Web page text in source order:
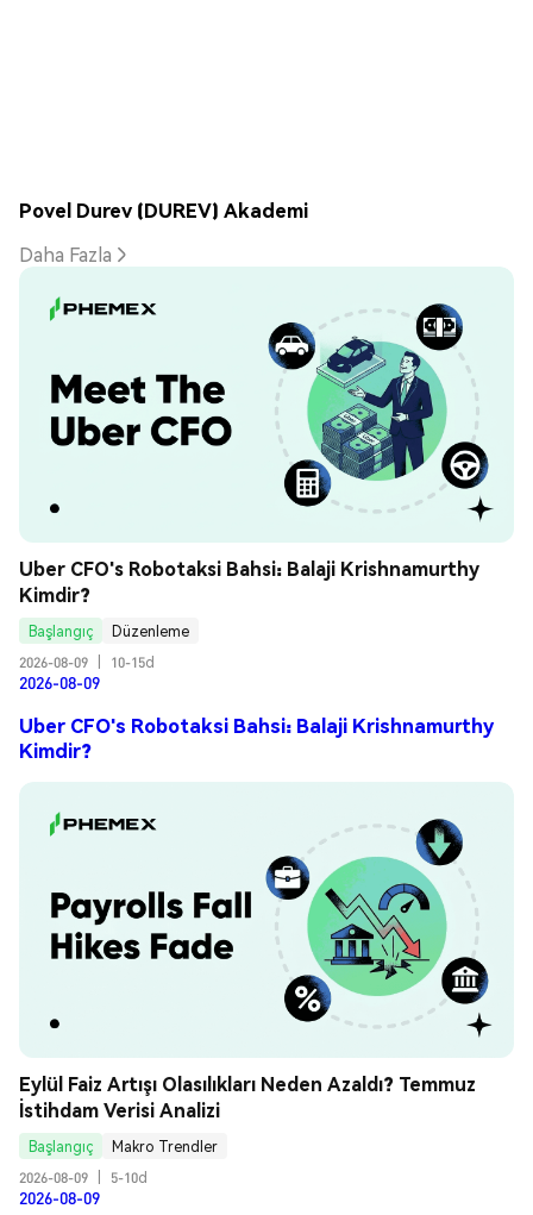
Povel Durev (DUREV) Akademi
Daha Fazla
Uber CFO's Robotaksi Bahsi: Balaji Krishnamurthy
Kimdir?
Başlangıç
Düzenleme
2026-08-09
10-15d
2026-08-09
Uber CFO's Robotaksi Bahsi: Balaji Krishnamurthy
Kimdir?
Eylül Faiz Artışı Olasılıkları Neden Azaldı? Temmuz
İstihdam Verisi Analizi
Başlangıç
Makro Trendler
2026-08-09
5-10d
2026-08-09